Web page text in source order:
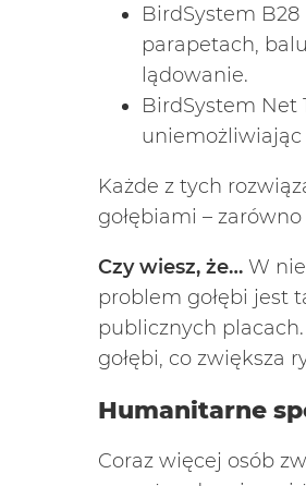
BirdSystem B28
parapetach,
lądowanie.
BirdSystem Net
uniemożliwiając
Każde z tych
gołębiami –
Czy wiesz, że… W
problem gołębi jest
publicznych
gołębi, co zwiększa
Humanitarne
Coraz więcej osób